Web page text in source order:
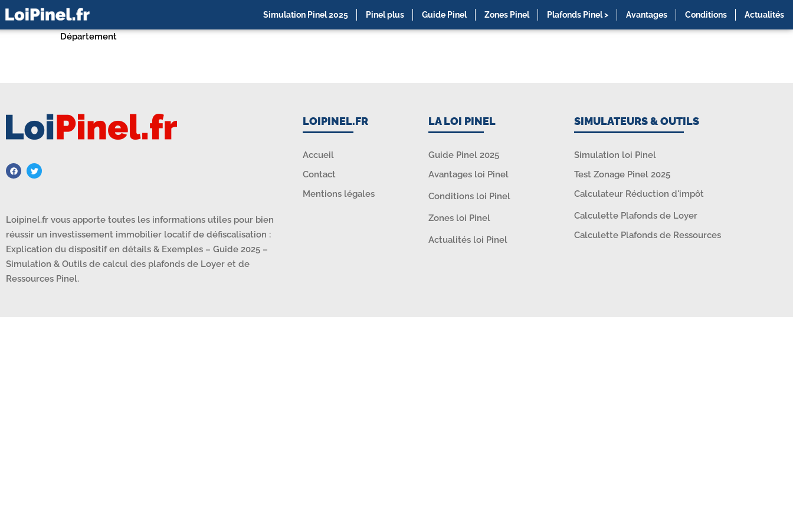
Simulation Pinel 2025 Pinel plus Guide Pinel Zones Pinel Plafonds Pinel > Avantages Conditions Actualités
Département
Loipinel.fr vous apporte toutes les informations utiles pour bien
réussir un investissement immobilier locatif de défiscalisation :
Explication du dispositif en détails & Exemples – Guide 2025 –
Simulation & Outils de calcul des plafonds de Loyer et de
Ressources Pinel.
LOIPINEL.FR
Accueil
Contact
Mentions légales
LA LOI PINEL
Guide Pinel 2025
Avantages loi Pinel
Conditions loi Pinel
Zones loi Pinel
Actualités loi Pinel
SIMULATEURS & OUTILS
Simulation loi Pinel
Test Zonage Pinel 2025
Calculateur Réduction d'impôt
Calculette Plafonds de Loyer
Calculette Plafonds de Ressources